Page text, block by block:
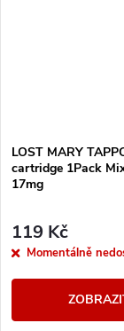
LOST MARY
cartridge 1Pack
17mg
119 Kč
Momentálně